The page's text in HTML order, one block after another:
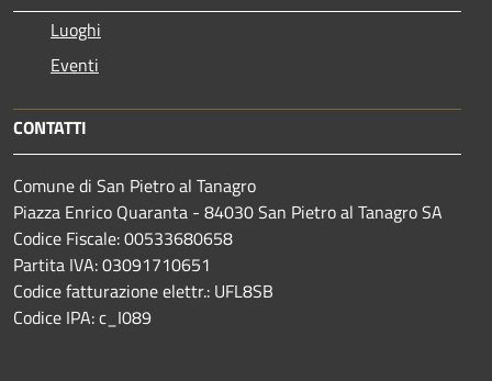
Luoghi
Eventi
CONTATTI
Comune di San Pietro al Tanagro
Piazza Enrico Quaranta - 84030 San Pietro al Tanagro SA
Codice Fiscale: 00533680658
Partita IVA: 03091710651
Codice fatturazione elettr.: UFL8SB
Codice IPA: c_I089